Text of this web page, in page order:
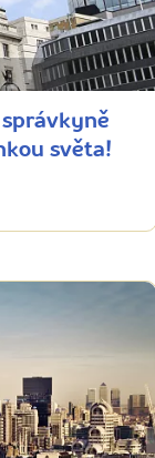
správkyně
světa!